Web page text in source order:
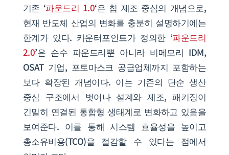
기존 ‘파운드리 1.0‘은 칩 제조 중심의 개념으로,
현재 반도체 산업의 변화를 충분히 설명하기에는
한계가 있다. 카운터포인트가 정의한 ‘파운드리
2.0’은 순수 파운드리뿐 아니라 비메모리 IDM,
OSAT 기업, 포토마스크 공급업체까지 포함하는
보다 확장된 개념이다. 이는 기존의 단순 생산
중심 구조에서 벗어나 설계와 제조, 패키징이
긴밀히 연결된 통합형 생태계로 변화하고 있음을
보여준다. 이를 통해 시스템 효율성을 높이고
총소유비용(TCO)을 절감할 수 있다는 점에서